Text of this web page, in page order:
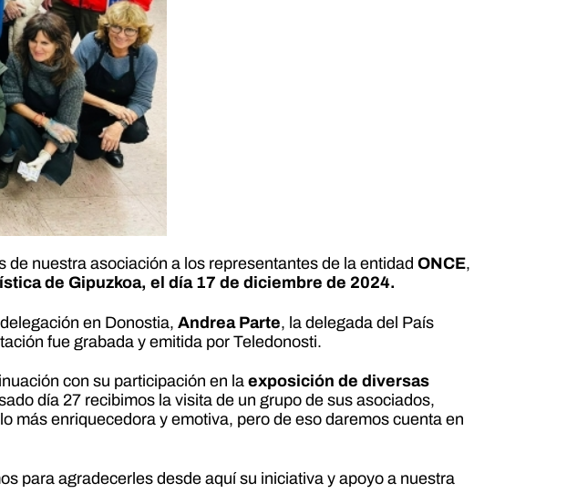
nuestra asociación a los representantes de la entidad ONCE,
de Gipuzkoa, el día 17 de diciembre de 2024.
en Donostia, Andrea Parte, la delegada del País
fue grabada y emitida por Teledonosti.
con su participación en la exposición de diversas
día 27 recibimos la visita de un grupo de sus asociados,
más enriquecedora y emotiva, pero de eso daremos cuenta en
para agradecerles desde aquí su iniciativa y apoyo a nuestra